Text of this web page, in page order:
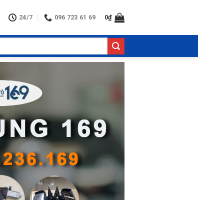
24/7 096 723 61 69 0₫